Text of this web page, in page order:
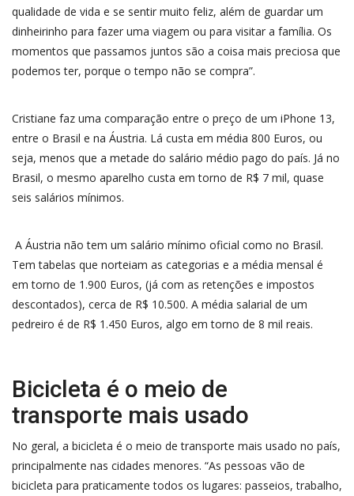
qualidade de vida e se sentir muito feliz, além de guardar um
dinheirinho para fazer uma viagem ou para visitar a família. Os
momentos que passamos juntos são a coisa mais preciosa que
podemos ter, porque o tempo não se compra”.
Cristiane faz uma comparação entre o preço de um iPhone 13,
entre o Brasil e na Áustria. Lá custa em média 800 Euros, ou
seja, menos que a metade do salário médio pago do país. Já no
Brasil, o mesmo aparelho custa em torno de R$ 7 mil, quase
seis salários mínimos.
A Áustria não tem um salário mínimo oficial como no Brasil.
Tem tabelas que norteiam as categorias e a média mensal é
em torno de 1.900 Euros, (já com as retenções e impostos
descontados), cerca de R$ 10.500. A média salarial de um
pedreiro é de R$ 1.450 Euros, algo em torno de 8 mil reais.
Bicicleta é o meio de
transporte mais usado
No geral, a bicicleta é o meio de transporte mais usado no país,
principalmente nas cidades menores. “As pessoas vão de
bicicleta para praticamente todos os lugares: passeios, trabalho,